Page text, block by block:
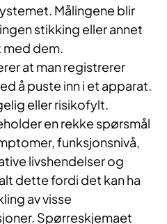
Målingene blir
stikking eller annet
dem.
at man registrerer
å puste inn i et apparat.
eller risikofylt.
en rekke spørsmål
funksjonsnivå,
livshendelser og
dette fordi det kan ha
av visse
Spørreskjemaet